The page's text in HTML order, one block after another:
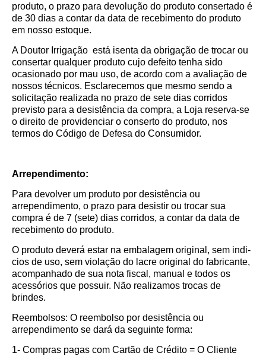
produto, o prazo para devolução do produto consertado é
de 30 dias a contar da data de recebimento do produto
em nosso estoque.
A Doutor Irrigação está isenta da obrigação de trocar ou
consertar qualquer produto cujo defeito tenha sido
ocasionado por mau uso, de acordo com a avaliação de
nossos técnicos. Esclarecemos que mesmo sendo a
solicitação realizada no prazo de sete dias corridos
previsto para a desistência da compra, a Loja reserva-se
o direito de providenciar o conserto do produto, nos
termos do Código de Defesa do Consumidor.
Arrependimento:
Para devolver um produto por desistência ou
arrependimento, o prazo para desistir ou trocar sua
compra é de 7 (sete) dias corridos, a contar da data de
recebimento do produto.
O produto deverá estar na embalagem original, sem indi­
cios de uso, sem violação do lacre original do fabricante,
acompanhado de sua nota fiscal, manual e todos os
acessórios que possuir. Não realizamos trocas de
brindes.
Reembolsos: O reembolso por desistência ou
arrependimento se dará da seguinte forma:
1- Compras pagas com Cartão de Crédito = O Cliente